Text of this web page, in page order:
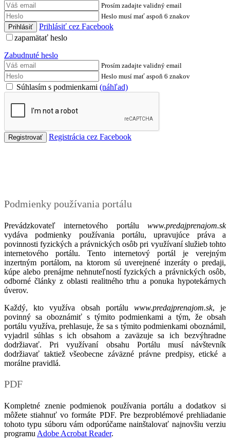
Prosím zadajte validný email
Heslo musí mať aspoň 6 znakov
Prihlásiť cez Facebook
zapamätať heslo
Zabudnuté heslo
Prosím zadajte validný email
Heslo musí mať aspoň 6 znakov
Súhlasím s podmienkami (náhľad)
Registrácia cez Facebook
Podmienky používania portálu
Prevádzkovateľ internetového portálu www.predajprenajom.sk
vydáva podmienky používania portálu, upravujúce práva a
povinnosti fyzických a právnických osôb pri využívaní služieb tohto
internetového portálu. Tento internetový portál je verejným
inzertným portálom, na ktorom sú uverejnené inzeráty o predaji,
kúpe alebo prenájme nehnuteľností fyzických a právnických osôb,
odborné články z oblasti realitného trhu a ponuka hypotekárnych
úverov.
Každý, kto využíva obsah portálu www.predajprenajom.sk, je
povinný sa oboznámiť s týmito podmienkami a tým, že obsah
portálu využíva, prehlasuje, že sa s týmito podmienkami oboznámil,
vyjadril súhlas s ich obsahom a zaväzuje sa ich bezvýhradne
dodržiavať. Pri využívaní obsahu Portálu musí návštevník
dodržiavať taktiež všeobecne záväzné právne predpisy, etické a
morálne pravidlá.
PDF
Kompletné znenie podmienok používania portálu a dodatkov si
môžete stiahnuť vo formáte PDF. Pre bezproblémové prehliadanie
tohoto typu súboru vám odporúčame nainštalovať najnovšiu verziu
programu Adobe Acrobat Reader.